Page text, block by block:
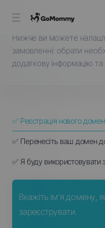
Оберіть домен...
Нижче ви можете
замовленні: обрати
додаткову інформацію
✅ Реєстрація нового
✅ Перенесіть ваш домен
✅ Я буду
Вкажіть ім’я домену,
зареєструвати.